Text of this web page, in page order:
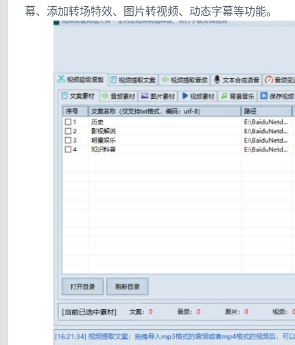
幕、添加转场特效、图片转视频、动态字幕等功能。